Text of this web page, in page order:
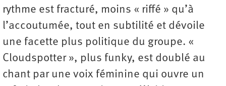
rythme est fracturé, moins « riffé » qu’à
l’accoutumée, tout en subtilité et dévoile
une facette plus politique du groupe. «
Cloudspotter », plus funky, est doublé au
chant par une voix féminine qui ouvre un